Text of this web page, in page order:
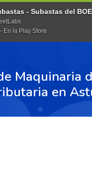
Maquinaria
en
- Subastas del BOE
En la Play Store